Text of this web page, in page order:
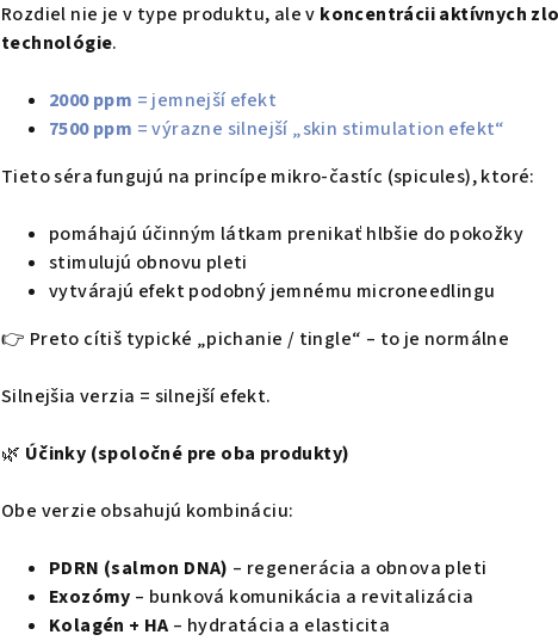
Rozdiel nie je v type produktu, ale v koncentrácii aktívnych
technológie.
2000 ppm = jemnejší efekt
7500 ppm = výrazne silnejší „skin stimulation efekt“
Tieto séra fungujú na princípe mikro-častíc (spicules), ktoré:
pomáhajú účinným látkam prenikať hlbšie do pokožky
stimulujú obnovu pleti
vytvárajú efekt podobný jemnému microneedlingu
👉 Preto cítiš typické „pichanie / tingle“ – to je normálne
Silnejšia verzia = silnejší efekt.
🌿 Účinky (spoločné pre oba produkty)
Obe verzie obsahujú kombináciu:
PDRN (salmon DNA) – regenerácia a obnova pleti
Exozómy – bunková komunikácia a revitalizácia
Kolagén + HA – hydratácia a elasticita